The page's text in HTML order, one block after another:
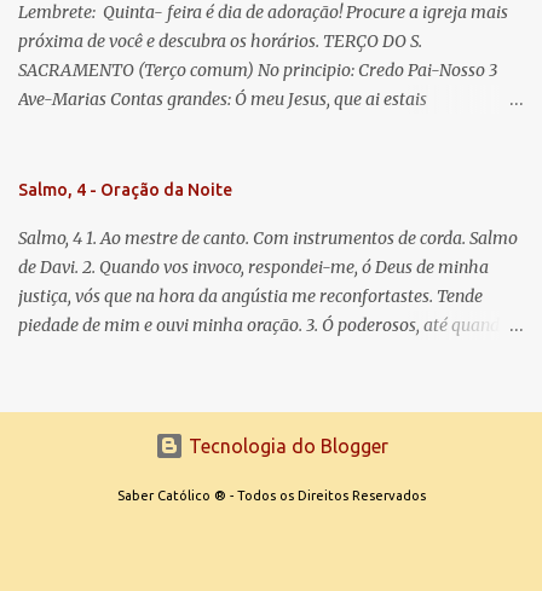
Lembrete: Quinta- feira é dia de adoração! Procure a igreja mais
próxima de você e descubra os horários. TERÇO DO S.
SACRAMENTO (Terço comum) No principio: Credo Pai-Nosso 3
Ave-Marias Contas grandes: Ó meu Jesus, que ai estais
Vós morra eu! Nas contas pequenas: Sacramento de Amor!
que nos salva, dá-nos Vossa força, Vosso perdão e a Vossa
misericórdia. (no fim) Rezar 3 vezes: Louvores e graças se deem a
cada momento ao Santíssimo e Diviníssimo Sacramento.
Salmo, 4 - Oração da Noite
Salmo, 4 1. Ao mestre de canto. Com instrumentos de corda. Salmo
de Davi. 2. Quando vos invoco, respondei-me, ó Deus de minha
justiça, vós que na hora da angústia me reconfortastes. Tende
piedade de mim e ouvi minha oração. 3. Ó poderosos, até quando
o Senhor me ouviu quando o invoquei. 5. Tremei, mas sem pecar;
refleti em vossos corações, quando estiverdes em vossos leitos, e
Senhor. 7. Dizem muitos: Quem nos fará ver a felicidade? Fazei
Tecnologia do Blogger
Saber Católico ® - Todos os Direitos Reservados